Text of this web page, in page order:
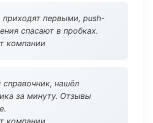
приходят первыми, push-
спасают в пробках.
компании
справочник, нашёл
за минуту. Отзывы
компании